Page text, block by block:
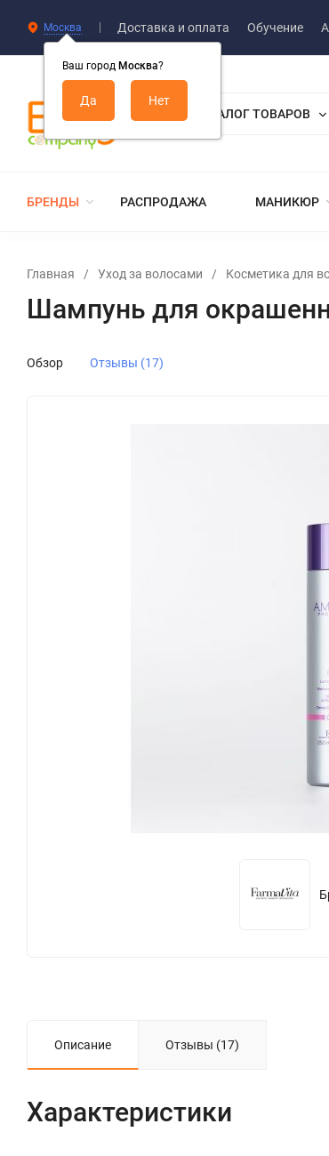
Москва
Ваш город Москва?
Доставка и оплата Обучение
КАТАЛОГ ТОВАРОВ
БРЕНДЫ РАСПРОДАЖА МАНИКЮР
Главная / Уход за волосами / Косметика для
Шампунь для
Обзор Отзывы (17)
Описание Отзывы (17)
Характеристики